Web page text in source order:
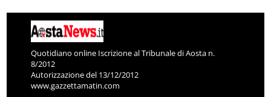
Quotidiano online Iscrizione al Tribunale di Aosta n.
8/2012
Autorizzazione del 13/12/2012
www.gazzettamatin.com